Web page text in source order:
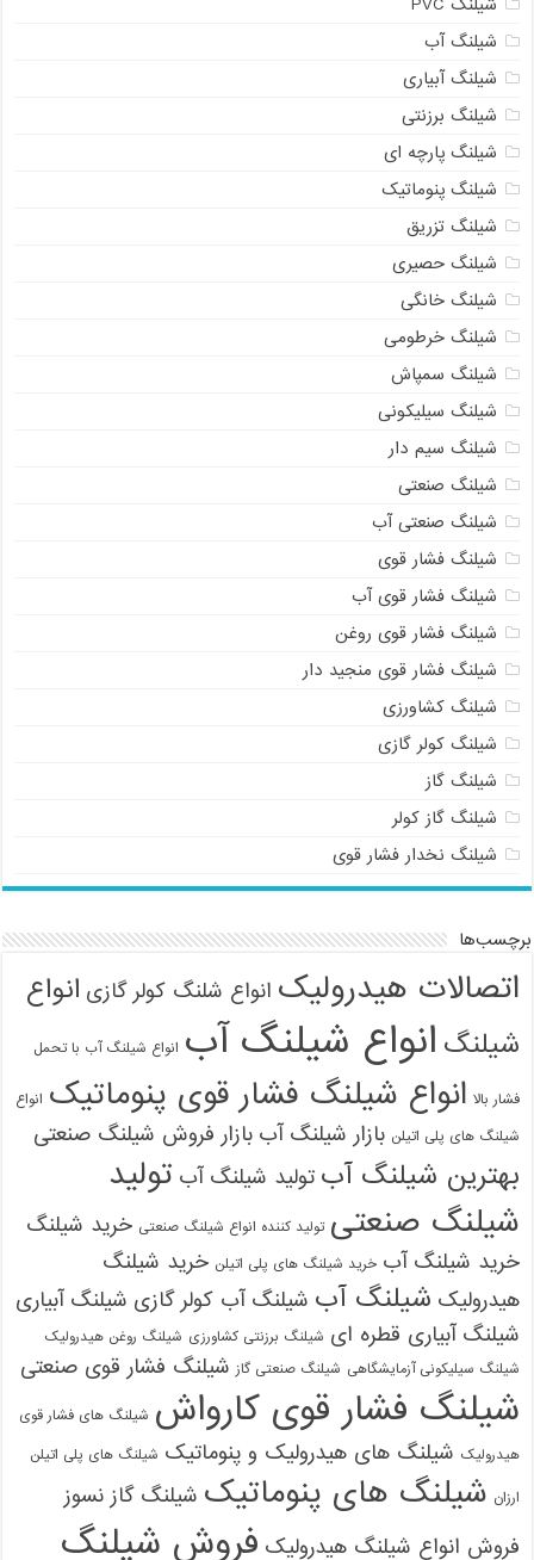
شیلنگ آب
شیلنگ آبیاری
شیلنگ برزنتی
شیلنگ پارچه ای
شیلنگ پنوماتیک
شیلنگ تزریق
شیلنگ حصیری
شیلنگ خانگی
شیلنگ خرطومی
شیلنگ سمپاش
شیلنگ سیلیکونی
شیلنگ سیم دار
شیلنگ صنعتی
شیلنگ صنعتی آب
شیلنگ فشار قوی
شیلنگ فشار قوی آب
شیلنگ فشار قوی روغن
شیلنگ فشار قوی منجید دار
شیلنگ کشاورزی
شیلنگ کولر گازی
شیلنگ گاز
شیلنگ گاز کولر
شیلنگ نخدار فشار قوی
برچسب‌ها
اتصالات هیدرولیک انواع شلنگ کولر گازی انواع
شیلنگ انواع شیلنگ آب انواع شیلنگ آب با تحمل
فشار بالا انواع شیلنگ فشار قوی پنوماتیک انواع
شیلنگ های پلی اتیلن بازار شیلنگ آب بازار فروش شیلنگ صنعتی
بهترین شیلنگ آب تولید شیلنگ آب تولید
شیلنگ صنعتی تولید کننده انواع شیلنگ صنعتی خرید شیلنگ
خرید شیلنگ آب خرید شیلنگ های پلی اتیلن خرید شیلنگ
هیدرولیک شیلنگ آب شیلنگ آب کولر گازی شیلنگ آبیاری
شیلنگ آبیاری قطره ای شیلنگ برزنتی کشاورزی شیلنگ روغن هیدرولیک
شیلنگ سیلیکونی آزمایشگاهی شیلنگ صنعتی گاز شیلنگ فشار قوی صنعتی
شیلنگ فشار قوی کارواش شیلنگ های فشار قوی
هیدرولیک شیلنگ های هیدرولیک و پنوماتیک شیلنگ های پلی اتیلن
ارزان شیلنگ های پنوماتیک شیلنگ گاز نسوز
فروش انواع شیلنگ هیدرولیک فروش شیلنگ